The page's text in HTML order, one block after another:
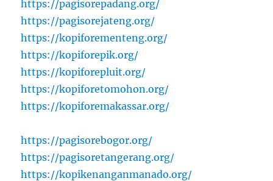
https://pagisorepadang.org/
https://pagisorejateng.org/
https://kopiforementeng.org/
https://kopiforepik.org/
https://kopiforepluit.org/
https://kopiforetomohon.org/
https://kopiforemakassar.org/
https://pagisorebogor.org/
https://pagisoretangerang.org/
https://kopikenanganmanado.org/